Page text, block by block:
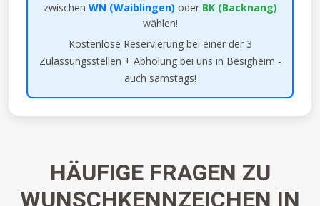
zwischen WN (Waiblingen) oder BK (Backnang)
wählen!
Kostenlose Reservierung bei einer der 3
Zulassungsstellen + Abholung bei uns in Besigheim -
auch samstags!
HÄUFIGE FRAGEN ZU
WUNSCHKENNZEICHEN IN